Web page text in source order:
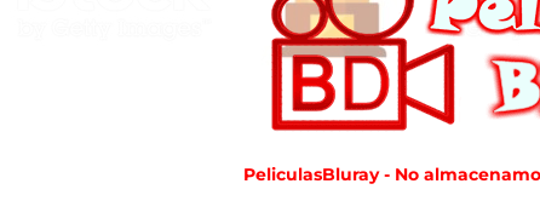
PeliculasBluray - No